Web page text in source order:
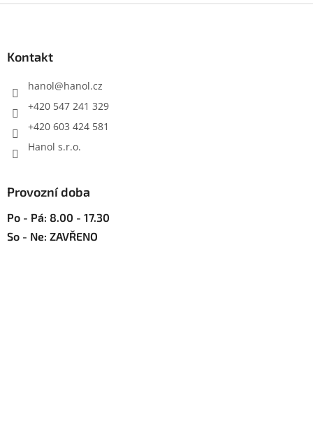
v
Kontakt
hanol@hanol.cz
+420 547 241 329
+420 603 424 581
Hanol s.r.o.
Provozní doba
Po - Pá: 8.00 - 17.30
So - Ne: ZAVŘENO